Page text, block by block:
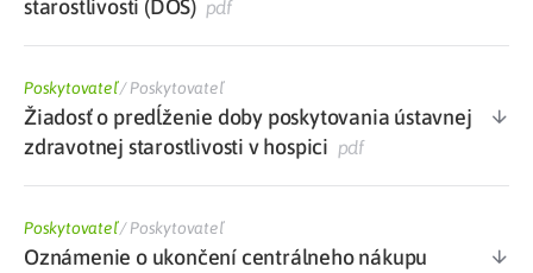
starostlivosti (DOS) pdf
Poskytovateľ/Poskytovateľ
Žiadosť o predĺženie doby poskytovania ústavnej
zdravotnej starostlivosti v hospici pdf
Poskytovateľ/Poskytovateľ
Oznámenie o ukončení centrálneho nákupu